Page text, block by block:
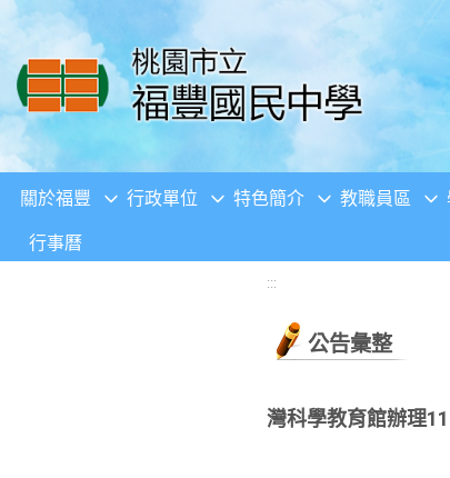
移至網頁之主要內容區位置
關於福豐 行政單位 特色簡介 教職員區
行事曆
:::
公告彙整
灣科學教育館辦理